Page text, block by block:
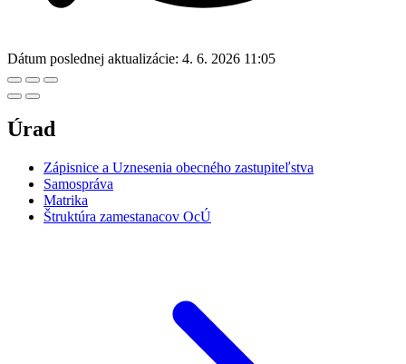
Dátum poslednej aktualizácie: 4. 6. 2026 11:05
Úrad
Zápisnice a Uznesenia obecného zastupiteľstva
Samospráva
Matrika
Štruktúra zamestanacov OcÚ